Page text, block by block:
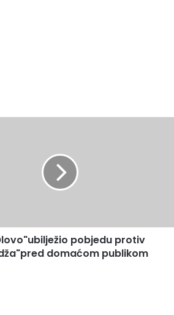
pobjedu protiv
domaćom publikom